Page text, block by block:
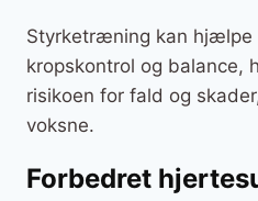
Styrketræning kan hjælpe
kropskontrol og balance,
risikoen for fald og
voksne.
Forbedret